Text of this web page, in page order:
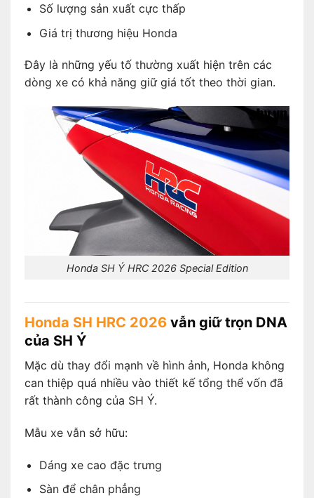
Số lượng sản xuất cực thấp
Giá trị thương hiệu Honda
Đây là những yếu tố thường xuất hiện trên các
dòng xe có khả năng giữ giá tốt theo thời gian.
Honda SH Ý HRC 2026 Special Edition
Honda SH HRC 2026 vẫn giữ trọn DNA
của SH Ý
Mặc dù thay đổi mạnh về hình ảnh, Honda không
can thiệp quá nhiều vào thiết kế tổng thể vốn đã
rất thành công của SH Ý.
Mẫu xe vẫn sở hữu:
Dáng xe cao đặc trưng
Sàn để chân phẳng